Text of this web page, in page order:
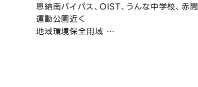
恩納南バイパス、OIST、うんな中学校、赤間
運動公園近く
地域環境保全用域